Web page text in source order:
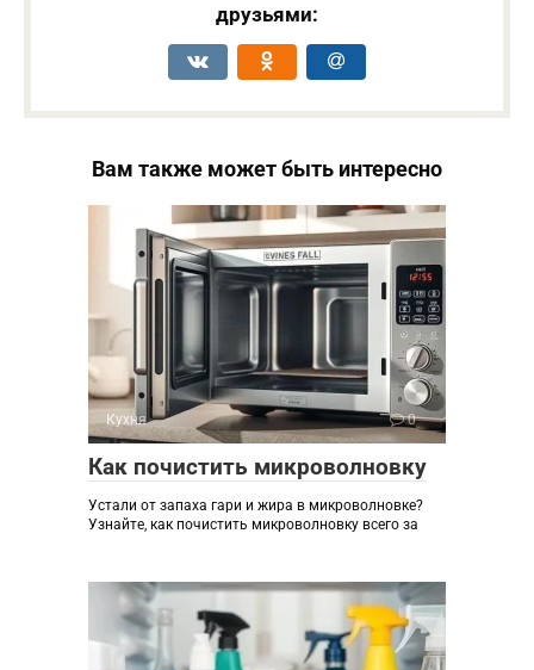
друзьями:
Вам также может быть интересно
Кухня 0
Как почистить микроволновку
Устали от запаха гари и жира в микроволновке?
Узнайте, как почистить микроволновку всего за